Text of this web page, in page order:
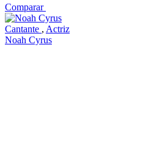
Comparar
Cantante , Actriz
Noah Cyrus